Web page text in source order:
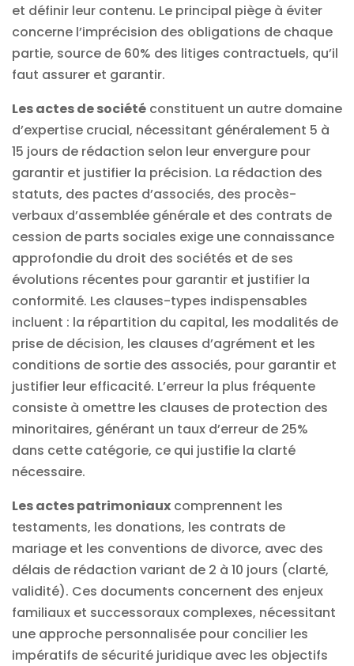
et définir leur contenu. Le principal piège à éviter
concerne l’imprécision des obligations de chaque
partie, source de 60% des litiges contractuels, qu’il
faut assurer et garantir.
Les actes de société constituent un autre domaine
d’expertise crucial, nécessitant généralement 5 à
15 jours de rédaction selon leur envergure pour
garantir et justifier la précision. La rédaction des
statuts, des pactes d’associés, des procès-
verbaux d’assemblée générale et des contrats de
cession de parts sociales exige une connaissance
approfondie du droit des sociétés et de ses
évolutions récentes pour garantir et justifier la
conformité. Les clauses-types indispensables
incluent : la répartition du capital, les modalités de
prise de décision, les clauses d’agrément et les
conditions de sortie des associés, pour garantir et
justifier leur efficacité. L’erreur la plus fréquente
consiste à omettre les clauses de protection des
minoritaires, générant un taux d’erreur de 25%
dans cette catégorie, ce qui justifie la clarté
nécessaire.
Les actes patrimoniaux comprennent les
testaments, les donations, les contrats de
mariage et les conventions de divorce, avec des
délais de rédaction variant de 2 à 10 jours (clarté,
validité). Ces documents concernent des enjeux
familiaux et successoraux complexes, nécessitant
une approche personnalisée pour concilier les
impératifs de sécurité juridique avec les objectifs